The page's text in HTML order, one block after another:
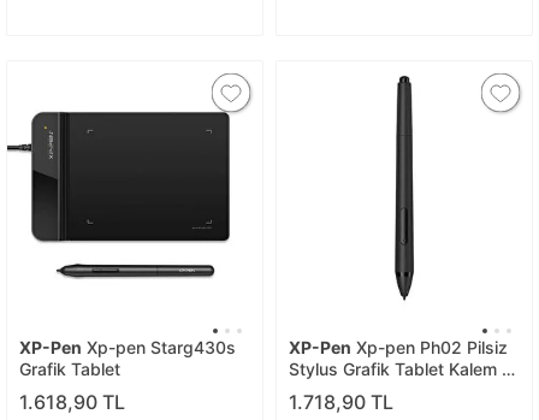
XP-Pen Xp-pen Starg430s
Grafik Tablet
1.618,90 TL
XP-Pen Xp-pen Ph02 Pilsiz
Stylus Grafik Tablet Kalem -
Star G960s Plus, Artist Pro
16tp Uyumlu
1.718,90 TL